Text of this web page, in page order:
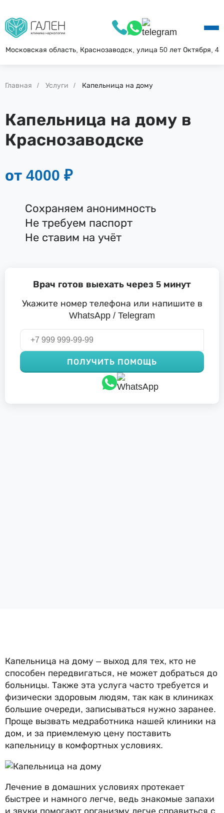
Московская область, Краснозаводск, улица 50 лет Октября, 4
О КЛИНИКЕ
УСЛУГИ
КОНТАКТЫ
Главная Услуги Капельница на дому
Капельница на дому в
Краснозаводске
от 4000 ₽
Сохраняем анонимность
Не требуем паспорт
Не ставим на учёт
Врач готов выехать через 5 минут
Укажите номер телефона или напишите в
WhatsApp / Telegram
ПОЛУЧИТЬ ПОМОЩЬ
Капельница на дому – выход для тех, кто не
способен передвигаться, не может добраться до
больницы. Также эта услуга часто требуется и
физически здоровым людям, так как в клиниках
большие очереди, записываться нужно заранее.
Проще вызвать медработника нашей клиники на
дом, и за приемлемую цену поставить
капельницу в комфортных условиях.
Лечение в домашних условиях протекает
быстрее и намного легче, ведь знакомые запахи